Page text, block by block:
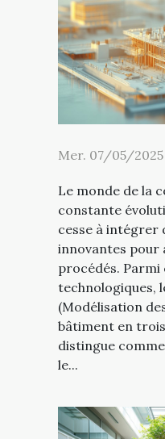
Mer. 07/05/2025
Le monde de la
constante
cesse à intégrer
innovantes pour
procédés. Parmi
technologiques,
(Modélisation
bâtiment en
distingue
le...